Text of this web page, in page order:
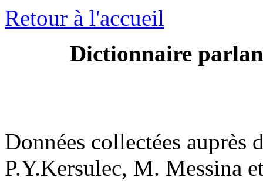
Retour à l'accueil
Dictionnaire
Données collectées auprès
P.Y.Kersulec, M. Messina